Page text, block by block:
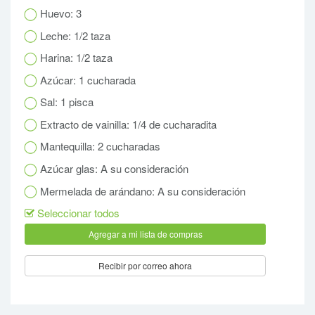
Huevo: 3
Leche: 1/2 taza
Harina: 1/2 taza
Azúcar: 1 cucharada
Sal: 1 pisca
Extracto de vainilla: 1/4 de cucharadita
Mantequilla: 2 cucharadas
Azúcar glas: A su consideración
Mermelada de arándano: A su consideración
Seleccionar todos
Recibir por correo ahora